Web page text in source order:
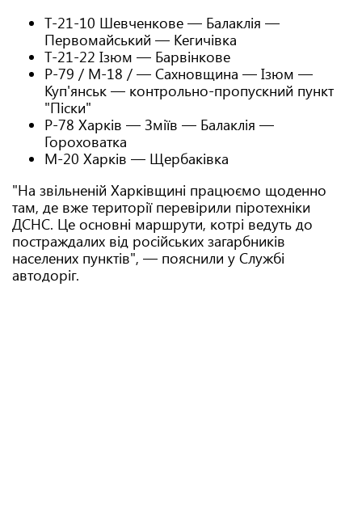
Т-21-10 Шевченкове — Балаклія —
Первомайський — Кегичівка
T-21-22 Ізюм — Барвінкове
Р-79 / М-18 / — Сахновщина — Ізюм —
Куп'янськ — контрольно-пропускний пункт
"Піски"
Р-78 Харків — Зміїв — Балаклія —
Гороховатка
М-20 Харків — Щербаківка
"На звільненій Харківщині працюємо щоденно
там, де вже території перевірили піротехніки
ДСНС. Це основні маршрути, котрі ведуть до
постраждалих від російських загарбників
населених пунктів", — пояснили у Службі
автодоріг.